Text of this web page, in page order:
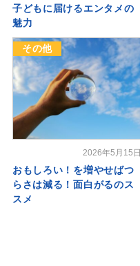
子どもに届けるエンタメの
魅力
その他
2026年5月15日
おもしろい！を増やせばつ
らさは減る！面白がるのス
スメ